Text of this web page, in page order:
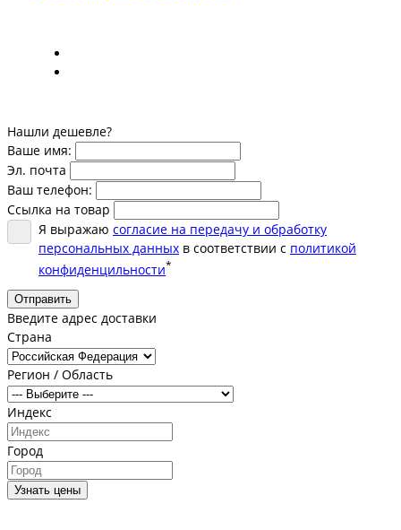
Нашли дешевле?
Ваше имя:
Эл. почта
Ваш телефон:
Ссылка на товар
Я выражаю согласие на передачу и обработку
персональных данных в соответствии с политикой
конфиденцильности*
Отправить
Введите адрес доставки
Страна
Регион / Область
Индекс
Город
Узнать цены